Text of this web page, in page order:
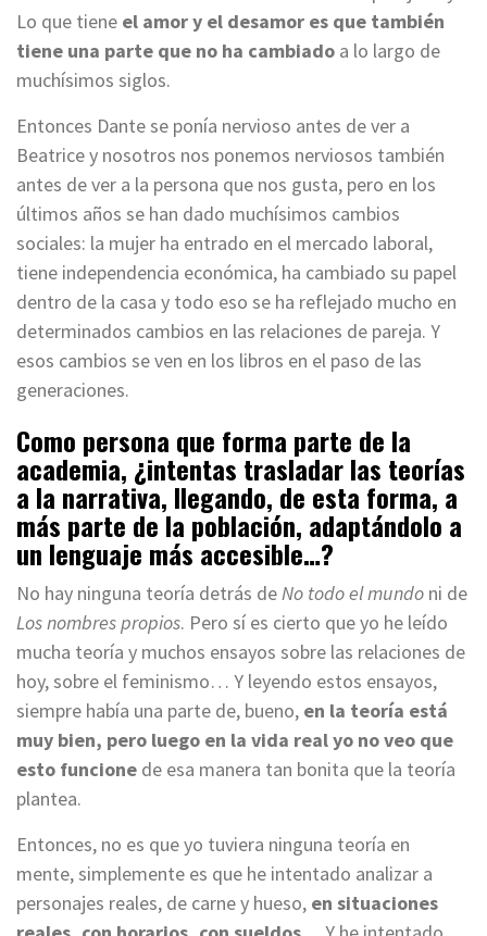
Lo que tiene el amor y el desamor es que también
tiene una parte que no ha cambiado a lo largo de
muchísimos siglos.
Entonces Dante se ponía nervioso antes de ver a
Beatrice y nosotros nos ponemos nerviosos también
antes de ver a la persona que nos gusta, pero en los
últimos años se han dado muchísimos cambios
sociales: la mujer ha entrado en el mercado laboral,
tiene independencia económica, ha cambiado su papel
dentro de la casa y todo eso se ha reflejado mucho en
determinados cambios en las relaciones de pareja. Y
esos cambios se ven en los libros en el paso de las
generaciones.
Como persona que forma parte de la
academia, ¿intentas trasladar las teorías
a la narrativa, llegando, de esta forma, a
más parte de la población, adaptándolo a
un lenguaje más accesible…?
No hay ninguna teoría detrás deNo todo el mundo ni de
Los nombres propios. Pero sí es cierto que yo he leído
mucha teoría y muchos ensayos sobre las relaciones de
hoy, sobre el feminismo… Y leyendo estos ensayos,
siempre había una parte de, bueno, en la teoría está
muy bien, pero luego en la vida real yo no veo que
esto funcione de esa manera tan bonita que la teoría
plantea.
Entonces, no es que yo tuviera ninguna teoría en
mente, simplemente es que he intentado analizar a
personajes reales, de carne y hueso, en situaciones